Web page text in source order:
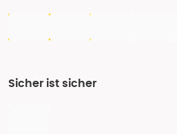
Sicher ist sicher